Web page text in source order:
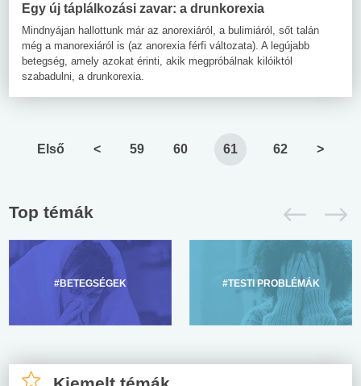
Egy új táplálkozási zavar: a drunkorexia
Mindnyájan hallottunk már az anorexiáról, a bulimiáról, sőt talán
még a manorexiáról is (az anorexia férfi változata). A legújabb
betegség, amely azokat érinti, akik megpróbálnak kilóiktól
szabadulni, a drunkorexia.
Első < 59 60 61 62 >
Top témák
#BETEGSÉGEK #TESTI PROBLÉMÁK